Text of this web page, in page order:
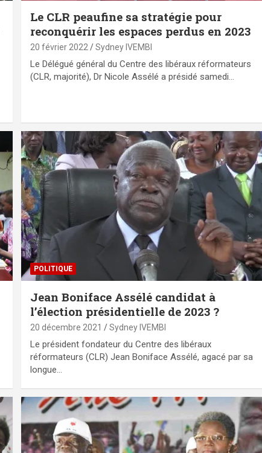
Le CLR peaufine sa stratégie pour
reconquérir les espaces perdus en 2023
20 février 2022 Sydney IVEMBI
Le Délégué général du Centre des libéraux réformateurs
(CLR, majorité), Dr Nicole Assélé a présidé samedi…
POLITIQUE
Jean Boniface Assélé candidat à
l’élection présidentielle de 2023 ?
20 décembre 2021 Sydney IVEMBI
Le président fondateur du Centre des libéraux
réformateurs (CLR) Jean Boniface Assélé, agacé par sa
longue…